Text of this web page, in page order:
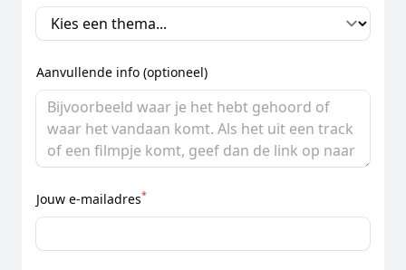
Aanvullende info (optioneel)
Jouw e-mailadres*